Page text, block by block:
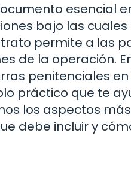
esencial
bajo las
permite a las
de la operación.
penitenciales
práctico que te
los aspectos
debe incluir y